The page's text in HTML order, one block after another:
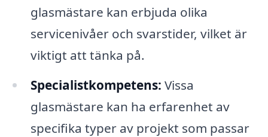
glasmästare kan erbjuda olika
servicenivåer och svarstider, vilket är
viktigt att tänka på.
Specialistkompetens: Vissa
glasmästare kan ha erfarenhet av
specifika typer av projekt som passar